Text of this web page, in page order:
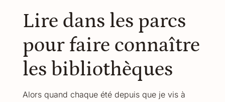
Lire dans les parcs
pour faire connaître
les bibliothèques
Alors quand chaque été depuis que je vis à